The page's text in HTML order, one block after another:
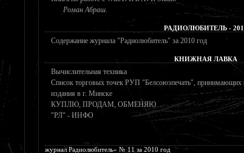
Роман Абраш.
РАДИОЛЮБИТЕЛЬ -
Содержание журнала "Радиолюбитель" за 2010 год
КНИЖНАЯ ЛАВКА
Вычислительная техника
Список торговых точек РУП "Белсоюзпечать", принимающих
издания в г. Минске
КУПЛЮ, ПРОДАМ, ОБМЕНЯЮ
"РЛ" - ИНФО
журнал Радиолюбитель» № 11 за 2010 год